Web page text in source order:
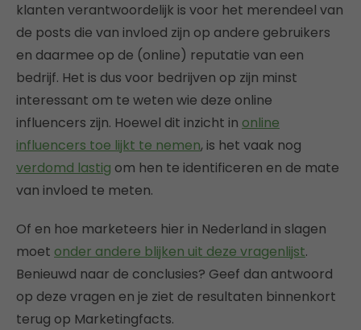
klanten verantwoordelijk is voor het merendeel van
de posts die van invloed zijn op andere gebruikers
en daarmee op de (online) reputatie van een
bedrijf. Het is dus voor bedrijven op zijn minst
interessant om te weten wie deze online
influencers zijn. Hoewel dit inzicht in online
influencers toe lijkt te nemen, is het vaak nog
verdomd lastig om hen te identificeren en de mate
van invloed te meten.
Of en hoe marketeers hier in Nederland in slagen
moet onder andere blijken uit deze vragenlijst.
Benieuwd naar de conclusies? Geef dan antwoord
op deze vragen en je ziet de resultaten binnenkort
terug op Marketingfacts.